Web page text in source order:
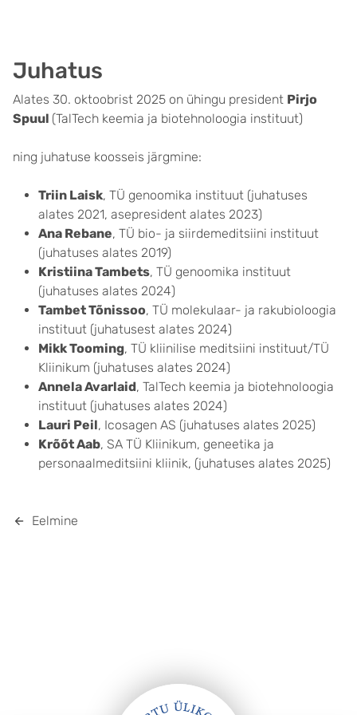
Juhatus
Alates 30. oktoobrist 2025 on ühingu president Pirjo
Spuul (TalTech keemia ja biotehnoloogia instituut)
ning juhatuse koosseis järgmine:
Triin Laisk, TÜ genoomika instituut (juhatuses
alates 2021, asepresident alates 2023)
Ana Rebane, TÜ bio- ja siirdemeditsiini instituut
(juhatuses alates 2019)
Kristiina Tambets, TÜ genoomika instituut
(juhatuses alates 2024)
Tambet Tõnissoo, TÜ molekulaar- ja rakubioloogia
instituut (juhatusest alates 2024)
Mikk Tooming, TÜ kliinilise meditsiini instituut/TÜ
Kliinikum (juhatuses alates 2024)
Annela Avarlaid, TalTech keemia ja biotehnoloogia
instituut (juhatuses alates 2024)
Lauri Peil, Icosagen AS (juhatuses alates 2025)
Krõõt Aab, SA TÜ Kliinikum, geneetika ja
personaalmeditsiini kliinik, (juhatuses alates 2025)
Eelmine